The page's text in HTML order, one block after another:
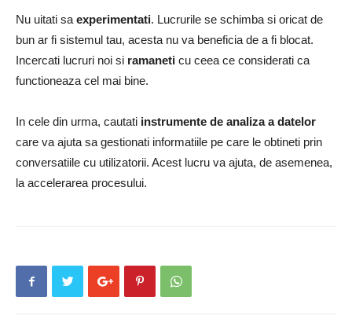
Nu uitati sa experimentati. Lucrurile se schimba si oricat de
bun ar fi sistemul tau, acesta nu va beneficia de a fi blocat.
Incercati lucruri noi si ramaneti cu ceea ce considerati ca
functioneaza cel mai bine.
In cele din urma, cautati instrumente de analiza a datelor
care va ajuta sa gestionati informatiile pe care le obtineti prin
conversatiile cu utilizatorii. Acest lucru va ajuta, de asemenea,
la accelerarea procesului.